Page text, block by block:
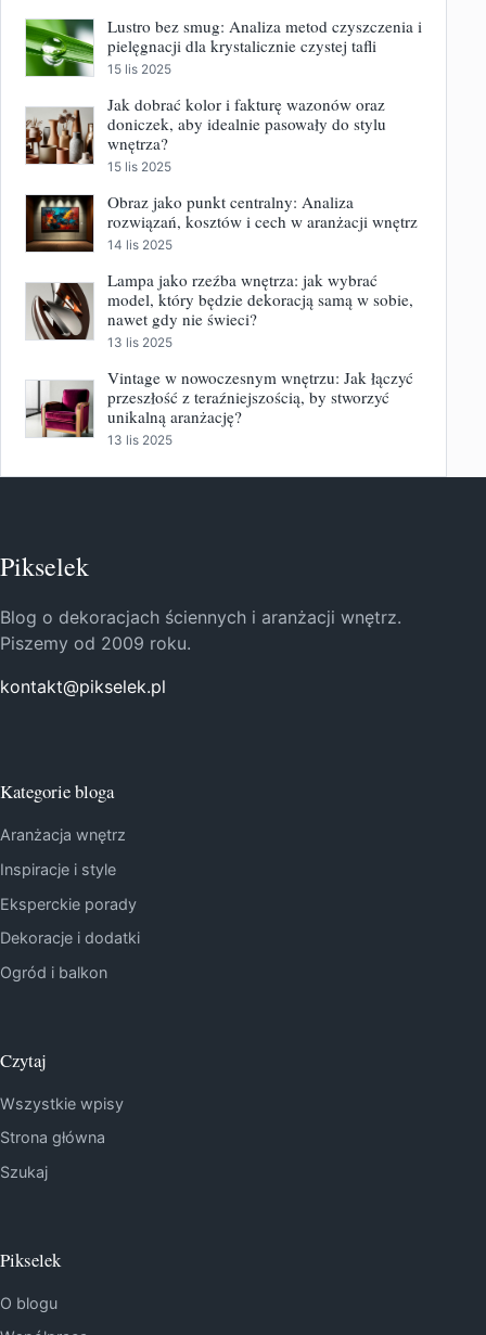
Lustro bez smug: Analiza metod czyszczenia i
pielęgnacji dla krystalicznie czystej tafli
15 lis 2025
Jak dobrać kolor i fakturę wazonów oraz
doniczek, aby idealnie pasowały do stylu
wnętrza?
15 lis 2025
Obraz jako punkt centralny: Analiza
rozwiązań, kosztów i cech w aranżacji wnętrz
14 lis 2025
Lampa jako rzeźba wnętrza: jak wybrać
model, który będzie dekoracją samą w sobie,
nawet gdy nie świeci?
13 lis 2025
Vintage w nowoczesnym wnętrzu: Jak łączyć
przeszłość z teraźniejszością, by stworzyć
unikalną aranżację?
13 lis 2025
Pikselek
Blog o dekoracjach ściennych i aranżacji wnętrz.
Piszemy od 2009 roku.
kontakt@pikselek.pl
Kategorie bloga
Aranżacja wnętrz
Inspiracje i style
Eksperckie porady
Dekoracje i dodatki
Ogród i balkon
Czytaj
Wszystkie wpisy
Strona główna
Szukaj
Pikselek
O blogu